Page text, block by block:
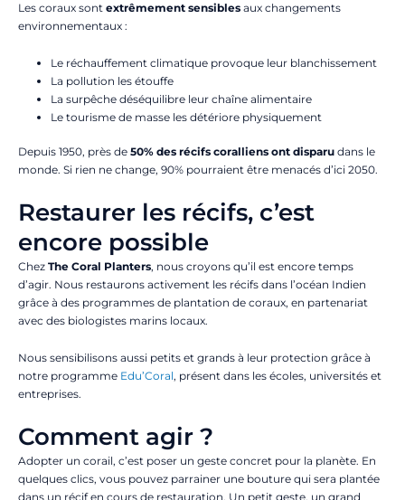
Les coraux sont extrêmement sensibles aux changements
environnementaux :
Le réchauffement climatique provoque leur blanchissement
La pollution les étouffe
La surpêche déséquilibre leur chaîne alimentaire
Le tourisme de masse les détériore physiquement
Depuis 1950, près de 50% des récifs coralliens ont disparu dans le
monde. Si rien ne change, 90% pourraient être menacés d’ici 2050.
Restaurer les récifs, c’est
encore possible
Chez The Coral Planters, nous croyons qu’il est encore temps
d’agir. Nous restaurons activement les récifs dans l’océan Indien
grâce à des programmes de plantation de coraux, en partenariat
avec des biologistes marins locaux.
Nous sensibilisons aussi petits et grands à leur protection grâce à
notre programme Edu’Coral, présent dans les écoles, universités et
entreprises.
Comment agir ?
Adopter un corail, c’est poser un geste concret pour la planète. En
quelques clics, vous pouvez parrainer une bouture qui sera plantée
dans un récif en cours de restauration. Un petit geste, un grand